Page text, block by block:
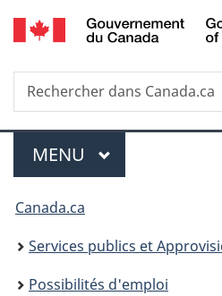
à
Au
à
Recherche
Rechercher
dans
Menu
MENU PRINCIPAL
Vous
êtes
ici :
Canada.ca
Services publics et
Possibilités d'emploi